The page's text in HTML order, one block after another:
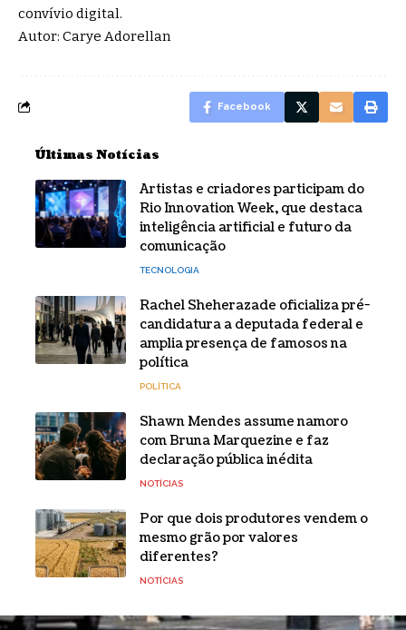
convívio digital.
Autor: Carye Adorellan
Facebook
Últimas Notícias
Artistas e criadores participam do
Rio Innovation Week, que destaca
inteligência artificial e futuro da
comunicação
TECNOLOGIA
Rachel Sheherazade oficializa pré-
candidatura a deputada federal e
amplia presença de famosos na
política
POLÍTICA
Shawn Mendes assume namoro
com Bruna Marquezine e faz
declaração pública inédita
NOTÍCIAS
Por que dois produtores vendem o
mesmo grão por valores
diferentes?
NOTÍCIAS